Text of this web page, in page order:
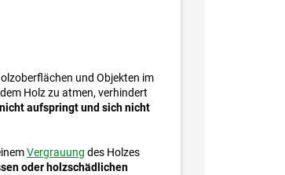
und Objekten im
Holz zu atmen, verhindert
nicht aufspringt und sich nicht
Vergrauung des Holzes
oder holzschädlichen